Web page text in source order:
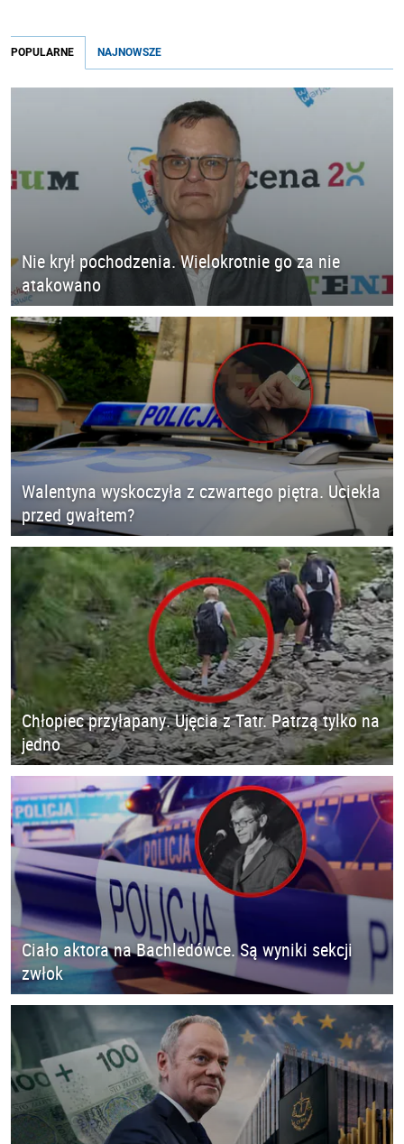
POPULARNE NAJNOWSZE
Nie krył pochodzenia. Wielokrotnie go za nie
atakowano
Walentyna wyskoczyła z czwartego piętra. Uciekła
przed gwałtem?
Chłopiec przyłapany. Ujęcia z Tatr. Patrzą tylko na
jedno
Ciało aktora na Bachledówce. Są wyniki sekcji
zwłok